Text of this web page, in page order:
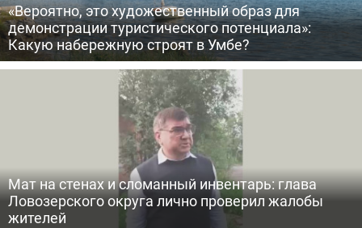
«Вероятно, это художественный образ для
демонстрации туристического потенциала»:
Какую набережную строят в Умбе?
Мат на стенах и сломанный инвентарь: глава
Ловозерского округа лично проверил жалобы
жителей